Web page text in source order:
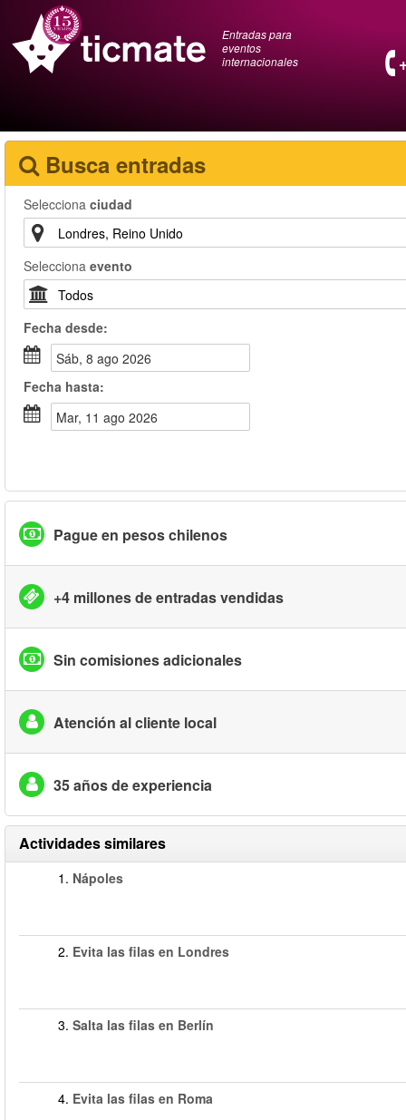
Entradas para
eventos
internacionales
Busca entradas
Selecciona ciudad
Selecciona evento
Fecha desde:
sáb, 8 ago 2026
Fecha hasta:
mar, 11 ago 2026
Pague en pesos chilenos
+4 millones de entradas vendidas
Sin comisiones adicionales
Atención al cliente local
35 años de experiencia
Actividades similares
1. Nápoles
2. Evita las filas en Londres
3. Salta las filas en Berlín
4. Evita las filas en Roma